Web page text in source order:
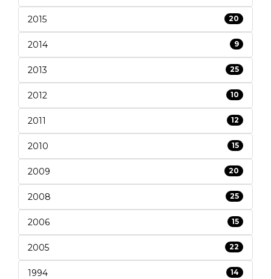
2015 20
2014 9
2013 25
2012 10
2011 12
2010 15
2009 20
2008 25
2006 15
2005 22
1994 14